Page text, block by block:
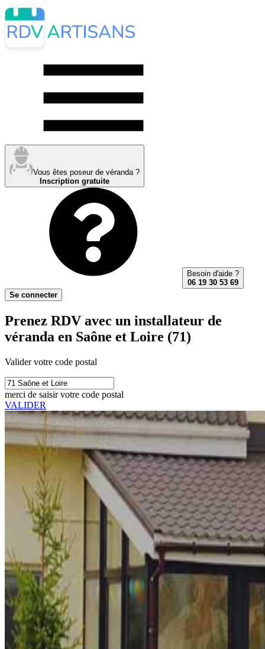
Vous êtes poseur de véranda ?
Inscription gratuite
Besoin d'aide ?
06 19 30 53 69
Se connecter
Prenez RDV avec un installateur de
véranda en Saône et Loire (71)
Valider votre code postal
merci de saisir votre code postal
VALIDER